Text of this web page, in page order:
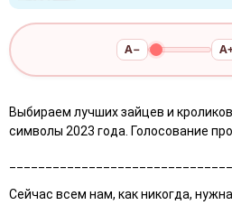
A−
Выбираем лучших зайцев и
символы 2023 года. Голосование
Сейчас всем нам, как никогда,